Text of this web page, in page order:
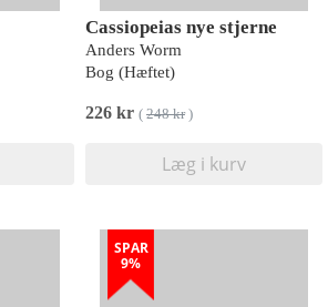
Cassiopeias nye stjerne
Anders Worm
Bog (Hæftet)
226 kr ( 248 kr)
Læg i kurv
SPAR
9%